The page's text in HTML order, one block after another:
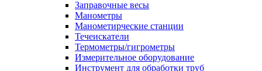
Заправочные весы
Манометры
Манометирческие станции
Течеискатели
Термометры/гигрометры
Измерительное оборудование
Инструмент для обработки труб